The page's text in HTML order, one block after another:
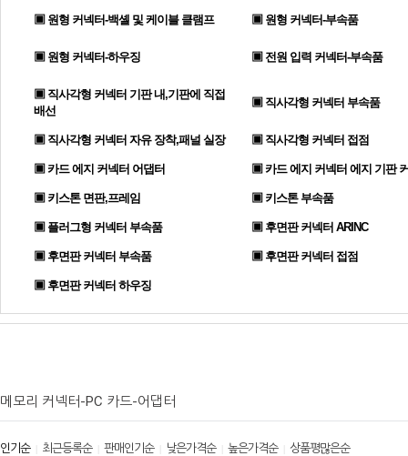
▣ 원형 커넥터-백셸 및 케이블 클램프 ▣ 원형 커넥터-부속품
▣ 원형 커넥터-하우징 ▣ 전원 입력 커넥터-부속품
▣ 직사각형 커넥터 기판 내,기판에 직접
배선
▣ 직사각형 커넥터 부속품
▣ 직사각형 커넥터 자유 장착,패널 실장 ▣ 직사각형 커넥터 접점
▣ 카드 에지 커넥터 어댑터 ▣ 카드 에지 커넥터 에지 기판
▣ 키스톤 면판,프레임 ▣ 키스톤 부속품
▣ 플러그형 커넥터 부속품 ▣ 후면판 커넥터 ARINC
▣ 후면판 커넥터 부속품 ▣ 후면판 커넥터 접점
▣ 후면판 커넥터 하우징
메모리 커넥터-PC 카드-어댑터
인기순| 최근등록순| 판매인기순| 낮은가격순| 높은가격순| 상품평많은순